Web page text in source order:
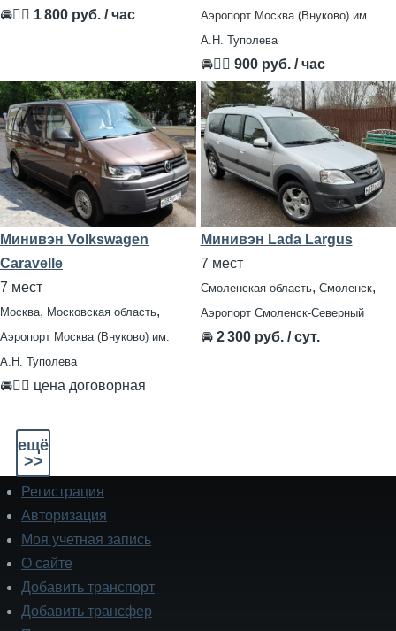
🚘👨‍✈ 1 800 руб. / час
Аэропорт Москва (Внуково) им.
А.Н. Туполева
🚘👨‍✈ 900 руб. / час
Минивэн Volkswagen
Caravelle
7 мест
Москва, Московская область,
Аэропорт Москва (Внуково) им.
А.Н. Туполева
🚘👨‍✈ цена договорная
Минивэн Lada Largus
7 мест
Смоленская область, Смоленск,
Аэропорт Смоленск-Северный
🚘 2 300 руб. / сут.
ещё
>>
Подвал
Регистрация
Авторизация
Моя учетная запись
О сайте
Добавить транспорт
Добавить трансфер